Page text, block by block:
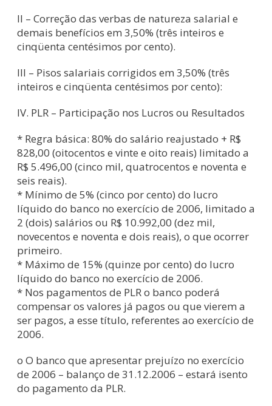
II – Correção das verbas de natureza salarial e
demais benefícios em 3,50% (três inteiros e
cinqüenta centésimos por cento).
III – Pisos salariais corrigidos em 3,50% (três
inteiros e cinqüenta centésimos por cento):
IV. PLR – Participação nos Lucros ou Resultados
* Regra básica: 80% do salário reajustado + R$
828,00 (oitocentos e vinte e oito reais) limitado a
R$ 5.496,00 (cinco mil, quatrocentos e noventa e
seis reais).
* Mínimo de 5% (cinco por cento) do lucro
líquido do banco no exercício de 2006, limitado a
2 (dois) salários ou R$ 10.992,00 (dez mil,
novecentos e noventa e dois reais), o que ocorrer
primeiro.
* Máximo de 15% (quinze por cento) do lucro
líquido do banco no exercício de 2006.
* Nos pagamentos de PLR o banco poderá
compensar os valores já pagos ou que vierem a
ser pagos, a esse título, referentes ao exercício de
2006.
o O banco que apresentar prejuízo no exercício
de 2006 – balanço de 31.12.2006 – estará isento
do pagamento da PLR.